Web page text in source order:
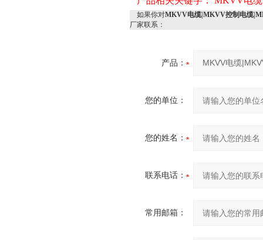
如果你对MKVV电缆|MKVV控制电缆
厂家联系：
产品：
您的单位：
您的姓名：
联系电话：
常用邮箱：